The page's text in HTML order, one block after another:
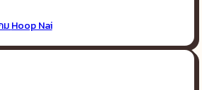
มHoop Nai